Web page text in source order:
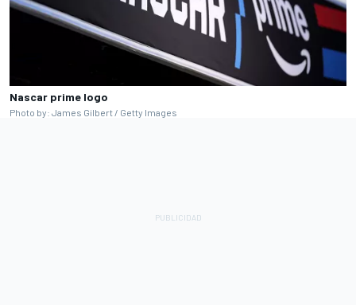
Nascar prime logo
Photo by: James Gilbert / Getty Images